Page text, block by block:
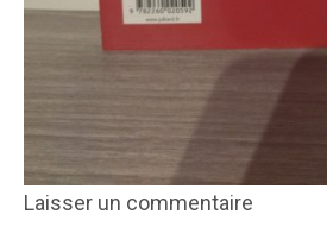
Laisser un commentaire